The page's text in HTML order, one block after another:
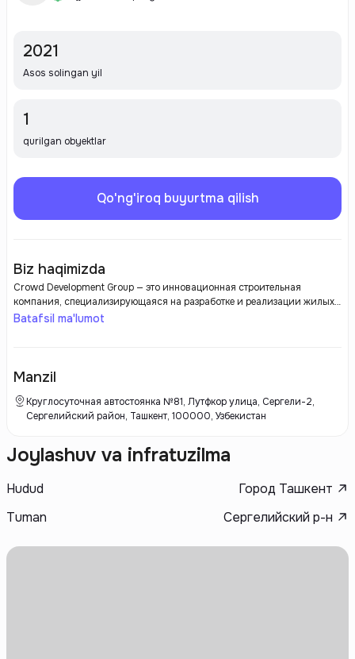
2021
Asos solingan yil
1
qurilgan obyektlar
Qo'ng'iroq buyurtma qilish
Biz haqimizda
Crowd Development Group — это инновационная строительная
компания, специализирующаяся на разработке и реализации жилых
и коммерческих проектов. Она известна своим подходом к
Batafsil ma'lumot
Manzil
Круглосуточная автостоянка №81, Лутфкор улица, Сергели-2,
Сергелийский район, Ташкент, 100000, Узбекистан
Joylashuv va infratuzilma
Hudud
Город Ташкент
Tuman
Сергелийский р-н